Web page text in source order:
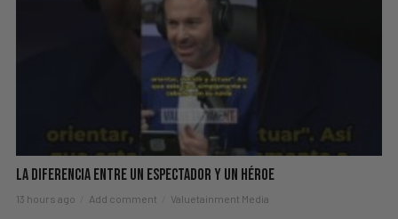
La Diferencia Entre Un Espectador Y Un Héroe
13 hours ago Add comment Valuetainment Media